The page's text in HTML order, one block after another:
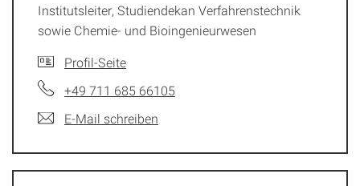
Institutsleiter, Studiendekan Verfahrenstechnik
sowie Chemie- und Bioingenieurwesen
Profil-Seite
+49 711 685 66105
E-Mail schreiben